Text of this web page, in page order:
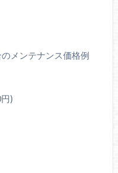
メンテナンス価格例
)